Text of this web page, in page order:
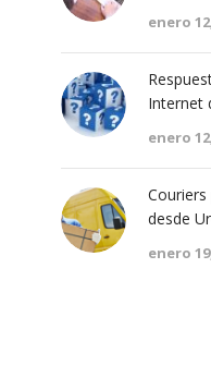
enero
Internet
enero
desde
enero